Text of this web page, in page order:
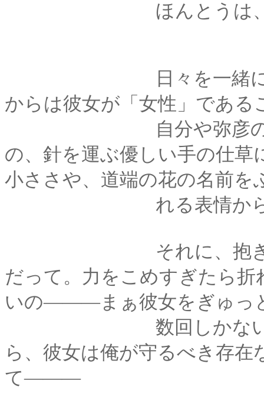
ほんとうは、そう
日々を一緒に過ごし
からは彼女が「女性」である
自分や弥彦の着物を
の、針を運ぶ優しい手の仕
小ささや、道端の花の名前を
れる表情から
それに、抱きしめた
だって。力をこめすぎたら
いの―――まぁ彼女をぎゅっ
数回しかないのだけ
ら、彼女は俺が守るべき存
て―――